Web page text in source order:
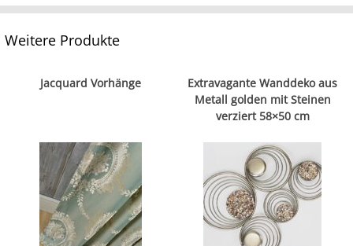
Weitere Produkte
Jacquard Vorhänge
Extravagante Wanddeko aus
Metall golden mit Steinen
verziert 58×50 cm